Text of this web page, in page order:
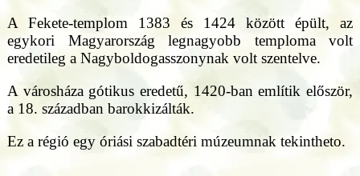
A Fekete-templom 1383 és 1424 között épült, az
egykori Magyarország legnagyobb temploma volt
eredetileg a Nagyboldogasszonynak volt szentelve.
A városháza gótikus eredetű, 1420-ban említik először,
a 18. században barokkizálták.
Ez a régió egy óriási szabadtéri múzeumnak tekintheto.